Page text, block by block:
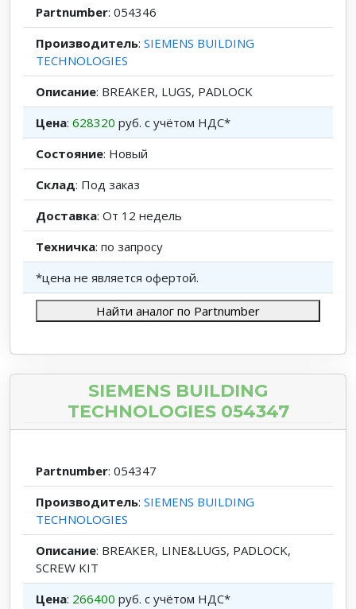
Partnumber: 054346
Производитель: SIEMENS BUILDING
TECHNOLOGIES
Описание: BREAKER, LUGS, PADLOCK
Цена: 628320 руб. с учётом НДС*
Состояние: Новый
Склад: Под заказ
Доставка: От 12 недель
Техничка: по запросу
*цена не является офертой.
Найти аналог по Partnumber
SIEMENS BUILDING
TECHNOLOGIES 054347
Partnumber: 054347
Производитель: SIEMENS BUILDING
TECHNOLOGIES
Описание: BREAKER, LINE&LUGS, PADLOCK,
SCREW KIT
Цена: 266400 руб. с учётом НДС*